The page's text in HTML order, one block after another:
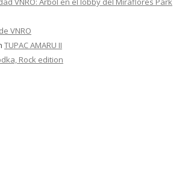
VNRO
TUPAC AMARU II
Rock edition